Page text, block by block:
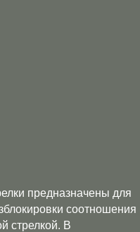
предназначены для
соотношения
стрелкой. В